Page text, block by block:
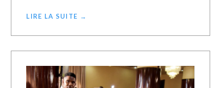
LIRE LA SUITE →